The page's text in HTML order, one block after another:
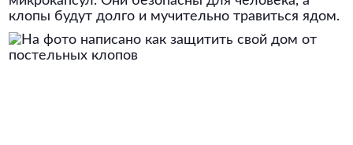
клопы будут долго и мучительно травиться ядом.